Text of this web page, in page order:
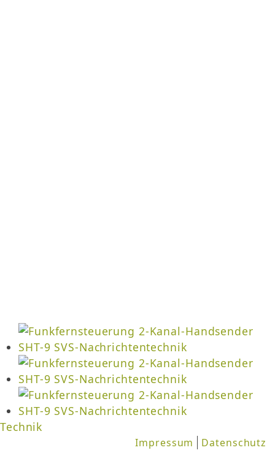
Technik
Impressum Datenschutz